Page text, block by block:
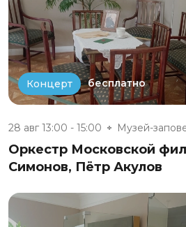
Концерт бесплатно
28 авг 13:00 - 15:00
Оркестр Московской
Симонов, Пётр Акулов